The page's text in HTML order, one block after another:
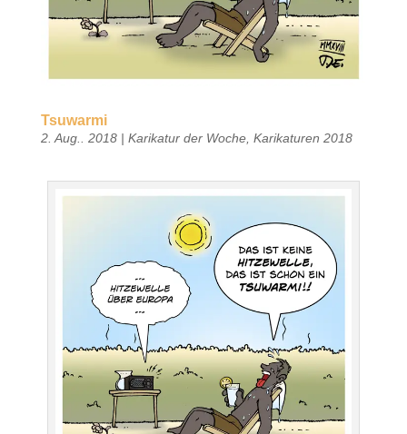
Tsuwarmi
2. Aug.. 2018| Karikatur der Woche, Karikaturen 2018